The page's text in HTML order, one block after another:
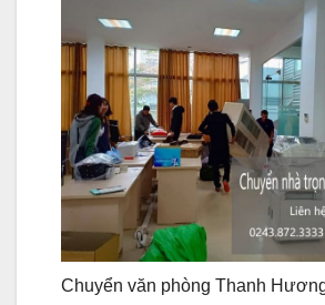
Chuyển văn phòng Thanh